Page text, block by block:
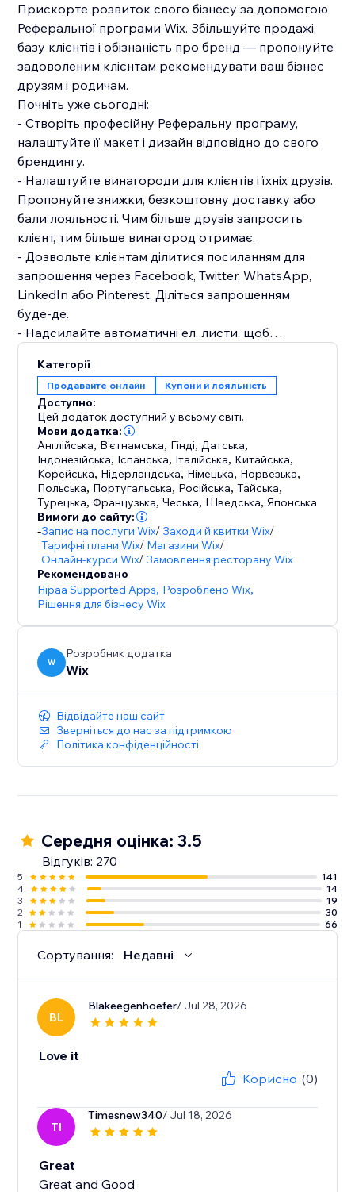
Прискорте розвиток свого бізнесу за допомогою
Реферальної програми Wix. Збільшуйте продажі,
базу клієнтів і обізнаність про бренд — пропонуйте
задоволеним клієнтам рекомендувати ваш бізнес
друзям і родичам.
Почніть уже сьогодні:
‑ Створіть професійну Реферальну програму,
налаштуйте її макет і дизайн відповідно до свого
брендингу.
‑ Налаштуйте винагороди для клієнтів і їхніх друзів.
Пропонуйте знижки, безкоштовну доставку або
бали лояльності. Чим більше друзів запросить
клієнт, тим більше винагород отримає.
‑ Дозвольте клієнтам ділитися посиланням для
запрошення через Facebook, Twitter, WhatsApp,
LinkedIn або Pinterest. Діліться запрошенням
буде‑де.
‑ Надсилайте автоматичні ел. листи, щоб
клієнтам про доступні їм винагороди.
‑ Відстежуйте ефективність програми, щоб
зрозуміти, що працює найкраще.
‑ Запобігайте шахрайству — винагороди можуть
отримувати лише клієнти й друзі, які ввійшли на
сайт.
Для всіх користувачів Реферальної програми Wix
доступна Служба підтримки.
Категорії
Продавайте онлайн Купони й лояльність
Доступно:
Цей додаток доступний у всьому світі.
Мови додатка:
Англійська, В'єтнамська, Гінді, Датська,
Індонезійська, Іспанська, Італійська, Китайська,
Корейська, Нідерландська, Німецька, Норвезька,
Польська, Португальська, Російська,Тайська,
Турецька,Французька,Чеська, Шведська,Японська
Вимоги до сайту:
-Запис на послуги Wix/ Заходи й квитки Wix/
Тарифні плани Wix/ Магазини Wix/
Онлайн-курси Wix/ Замовлення ресторану Wix
Рекомендовано
Hipaa Supported Apps, Розроблено Wix,
Рішення для бізнесу Wix
W
Розробник додатка
Wix
Відвідайте наш сайт
Зверніться до нас за підтримкою
Політика конфіденційності
Середня оцінка: 3.5
Відгуків: 270
5
141
4
14
3
19
2
30
1
66
Сортування: Недавні
BL
Blakeegenhoefer/ Jul 28, 2026
Love it
Корисно (0)
TI
Timesnew340/ Jul 18, 2026
Great
Great and Good